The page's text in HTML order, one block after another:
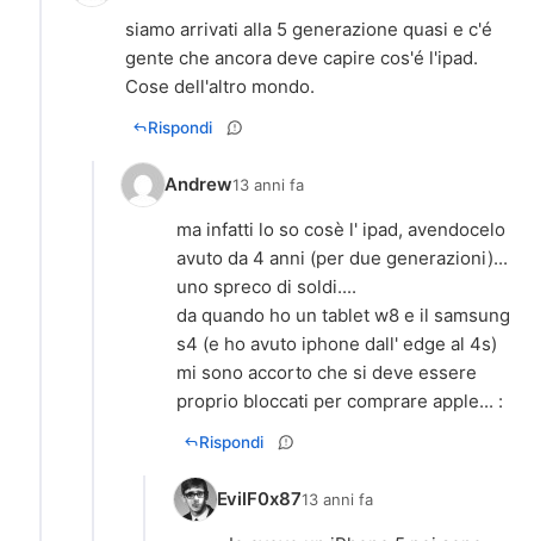
siamo arrivati alla 5 generazione quasi e c'é
gente che ancora deve capire cos'é l'ipad.
Cose dell'altro mondo.
Rispondi
Andrew13 anni fa
ma infatti lo so cosè l' ipad, avendocelo
avuto da 4 anni (per due generazioni)...
uno spreco di soldi....
da quando ho un tablet w8 e il samsung
s4 (e ho avuto iphone dall' edge al 4s)
mi sono accorto che si deve essere
proprio bloccati per comprare apple... :
Rispondi
EvilF0x8713 anni fa